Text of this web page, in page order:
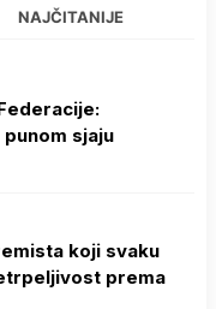
NAJČITANIJE
sjaju
koji svaku
prema